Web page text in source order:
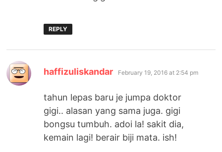
REPLY
haffizuliskandar says:
February 19, 2016 at 2:54 pm
tahun lepas baru je jumpa doktor
gigi.. alasan yang sama juga. gigi
bongsu tumbuh. adoi la! sakit dia,
kemain lagi! berair biji mata. ish!